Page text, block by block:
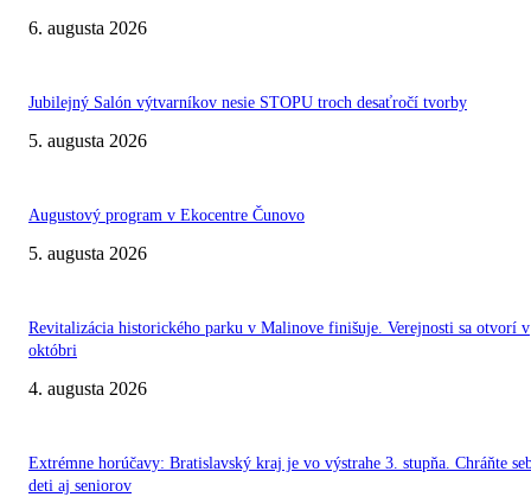
6. augusta 2026
Jubilejný Salón výtvarníkov nesie STOPU troch desaťročí tvorby
5. augusta 2026
Augustový program v Ekocentre Čunovo
5. augusta 2026
Revitalizácia historického parku v Malinove finišuje. Verejnosti sa otvorí v
októbri
4. augusta 2026
Extrémne horúčavy: Bratislavský kraj je vo výstrahe 3. stupňa. Chráňte
deti aj seniorov